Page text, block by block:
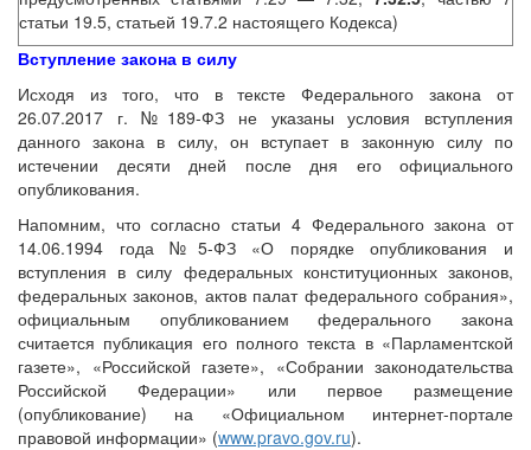
статьи 19.5, статьей 19.7.2 настоящего Кодекса)
Вступление закона в силу
Исходя из того, что в тексте Федерального закона от
26.07.2017 г. №189-ФЗ не указаны условия вступления
данного закона в силу, он вступает в законную силу по
истечении десяти дней после дня его официального
опубликования.
Напомним, что согласно статьи 4 Федерального закона от
14.06.1994 года №5-ФЗ «О порядке опубликования и
вступления в силу федеральных конституционных законов,
федеральных законов, актов палат федерального собрания»,
официальным опубликованием федерального закона
считается публикация его полного текста в «Парламентской
газете», «Российской газете», «Собрании законодательства
Российской Федерации» или первое размещение
(опубликование) на «Официальном интернет-портале
правовой информации» (www.pravo.gov.ru).